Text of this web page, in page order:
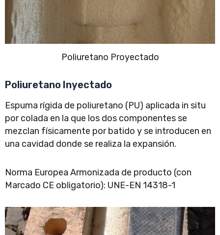
Poliuretano Proyectado
Poliuretano Inyectado
Espuma rígida de poliuretano (PU) aplicada in situ
por colada en la que los dos componentes se
mezclan físicamente por batido y se introducen en
una cavidad donde se realiza la expansión.
Norma Europea Armonizada de producto (con
Marcado CE obligatorio): UNE-EN 14318-1